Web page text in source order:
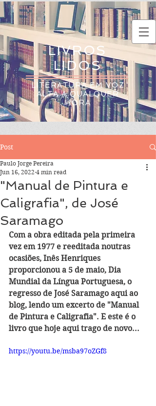
LIVROS
LIDOS
LITERATURA EM VOZ
ALTA A QUALQUER
HORA
Post
"Manual de Pintura e
Caligrafia", de José
Saramago
Paulo Jorge Pereira
Jun 16, 2022 4 min read
Com a obra editada pela primeira
vez em 1977 e reeditada noutras
ocasiões, Inês Henriques
proporcionou a 5 de maio, Dia
Mundial da Língua Portuguesa, o
regresso de José Saramago aqui ao
blog, lendo um excerto de "Manual
de Pintura e Caligrafia". E este é o
livro que hoje aqui trago de novo...
https://youtu.be/msba97oZGf8